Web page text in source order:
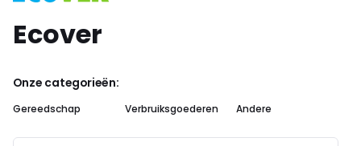
Ecover
Onze categorieën:
Gereedschap Verbruiksgoederen Andere